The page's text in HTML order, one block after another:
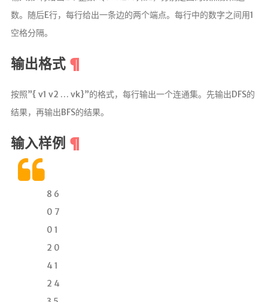
数。随后E行，每行给出一条边的两个端点。每行中的数字之间用1
空格分隔。
输出格式
按照”{ v1 v2 … vk}”的格式，每行输出一个连通集。先输出DFS的
结果，再输出BFS的结果。
输入样例
8 6
0 7
0 1
2 0
4 1
2 4
番组
留言板
友人帐